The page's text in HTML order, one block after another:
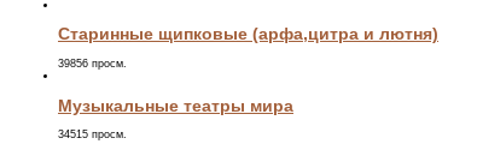
Старинные щипковые (арфа,цитра и лютня)
39856 просм.
Музыкальные театры мира
34515 просм.